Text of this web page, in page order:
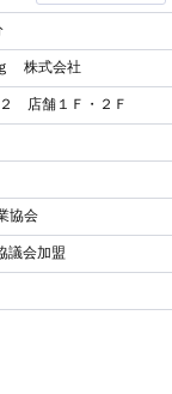
ｇ 株式会社
店舗１Ｆ・２Ｆ
協会
議会加盟